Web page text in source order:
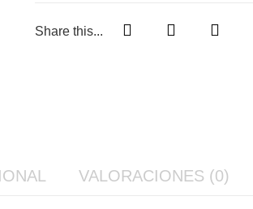
Share this...
VALORACIONES (0)